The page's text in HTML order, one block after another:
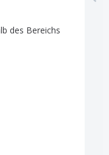
des Bereichs